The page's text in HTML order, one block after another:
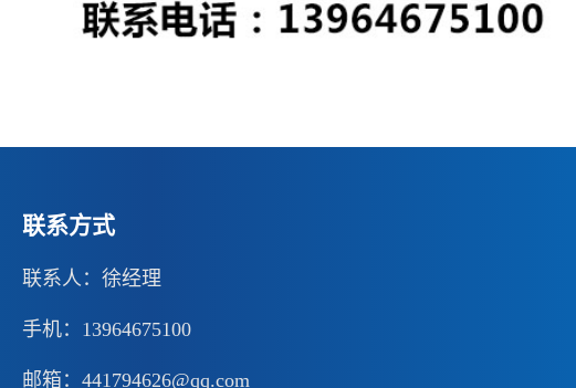
联系方式
联系人：徐经理
手机：13964675100
邮箱：441794626@qq.com